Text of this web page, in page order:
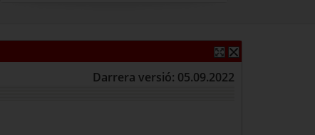
Darrera versió: 05.09.2022